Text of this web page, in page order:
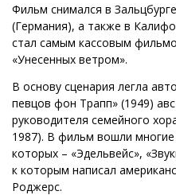
Фильм снимался в
(Германия), а также в
стал самым кассовым
«Унесенных ветром».
В основу сценария легла
певцов фон Трапп» (1949)
руководителя семейного
1987). В фильм вошли многие
которых – «Эдельвейс»,
к которым написал
Роджерс.